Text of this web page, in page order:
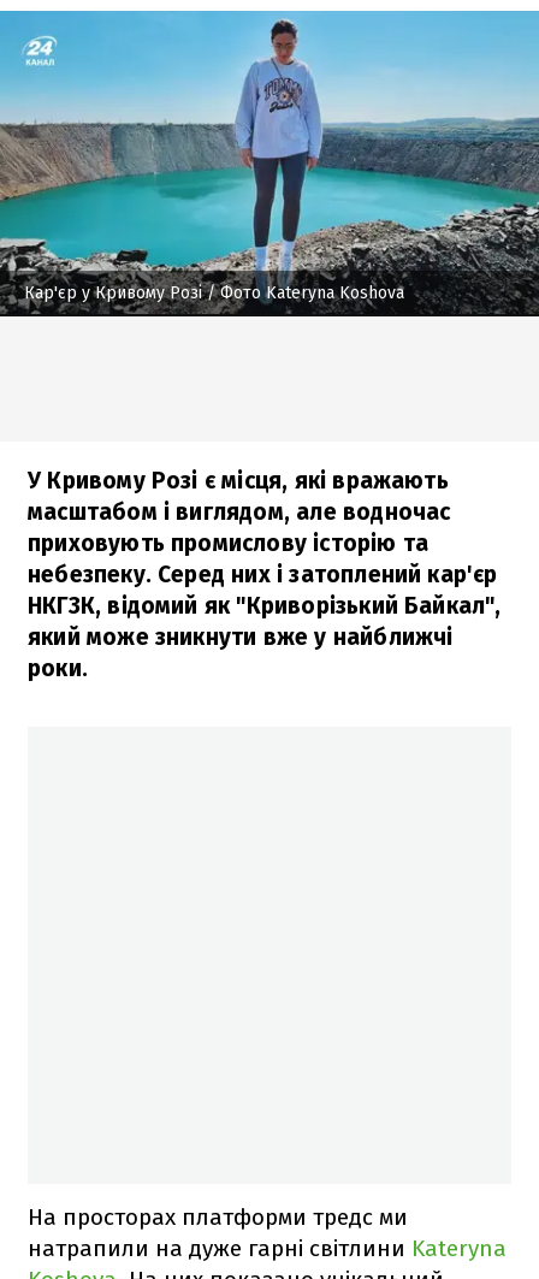
Кар'єр у Кривому Розі/ Фото Kateryna Koshova
У Кривому Розі є місця, які вражають
масштабом і виглядом, але водночас
приховують промислову історію та
небезпеку. Серед них і затоплений кар'єр
НКГЗК, відомий як "Криворізький Байкал",
який може зникнути вже у найближчі
роки.
На просторах платформи тредс ми
натрапили на дуже гарні світлини Kateryna